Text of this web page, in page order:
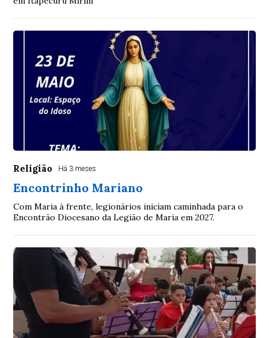
Religião Há 3 meses
Encontrinho Mariano
Com Maria à frente, legionários iniciam caminhada para o
Encontrão Diocesano da Legião de Maria em 2027.